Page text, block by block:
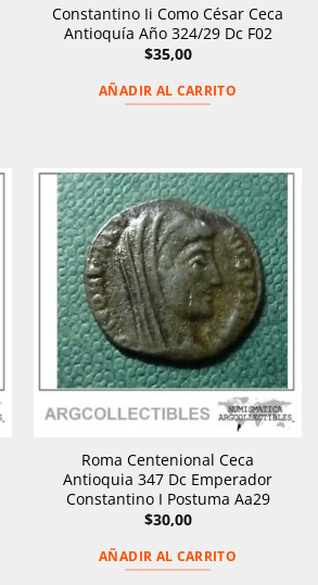
Constantino Ii Como César Ceca
Antioquía Año 324/29 Dc F02
$35,00
AÑADIR AL CARRITO
Roma Centenional Ceca
Antioquia 347 Dc Emperador
Constantino I Postuma Aa29
$30,00
AÑADIR AL CARRITO